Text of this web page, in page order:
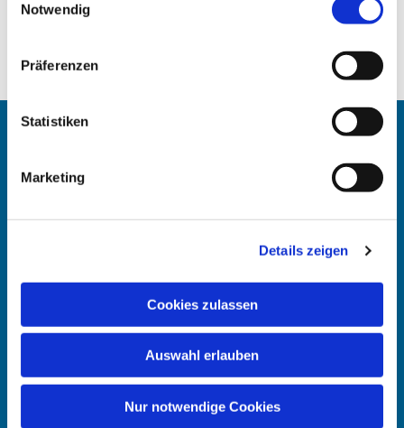
Notwendig
Präferenzen
Statistiken
Marketing
Details zeigen
Cookies zulassen
Auswahl erlauben
Nur notwendige Cookies
Maike Keske
Mail: maike.keske@ekir.de
Ev. Kirchengemeinde Düsseldorf-Mitte